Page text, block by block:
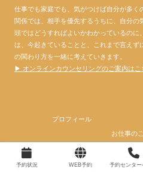
仕事でも家庭でも、気がつけば自分が多
関係では、相手を優先するうちに、自分の
頭ではどうすればよいかわかっているのに
は、今起きていることと、これまで言えず
の関わり方を一緒に考えていきます。
▶ オンラインカウンセリングのご案内はこ
プロフィール
お仕事の
© 2024 心理カウンセラー
予約状況 WEB予約 予約センター